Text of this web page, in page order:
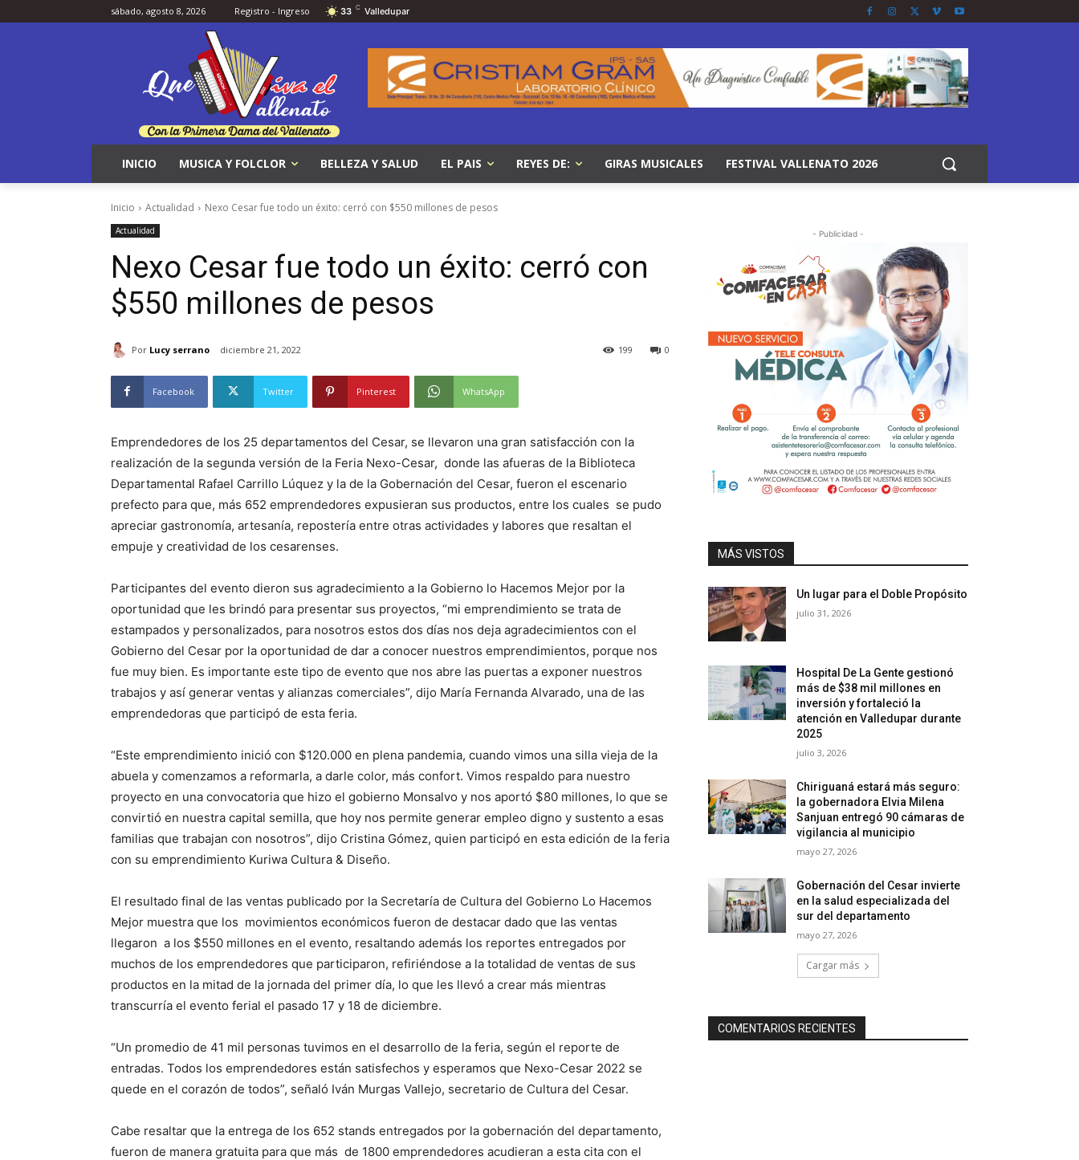
sábado, agosto 8, 2026 Registro - Ingreso 33 C Valledupar
INICIO MUSICA Y FOLCLOR BELLEZA Y SALUD EL PAIS REYES DE: GIRAS MUSICALES FESTIVAL VALLENATO 2026
Inicio Actualidad Nexo Cesar fue todo un éxito: cerró con $550 millones de pesos
Actualidad
Nexo Cesar fue todo un éxito: cerró con
$550 millones de pesos
Por Lucy serrano diciembre 21, 2022 0
199
Facebook Twitter Pinterest WhatsApp
Emprendedores de los 25 departamentos del Cesar, se llevaron una gran satisfacción con la
realización de la segunda versión de la Feria Nexo-Cesar, donde las afueras de la Biblioteca
Departamental Rafael Carrillo Lúquez y la de la Gobernación del Cesar, fueron el escenario
prefecto para que, más 652 emprendedores expusieran sus productos, entre los cuales se pudo
apreciar gastronomía, artesanía, repostería entre otras actividades y labores que resaltan el
empuje y creatividad de los cesarenses.
Participantes del evento dieron sus agradecimiento a la Gobierno lo Hacemos Mejor por la
oportunidad que les brindó para presentar sus proyectos, “mi emprendimiento se trata de
estampados y personalizados, para nosotros estos dos días nos deja agradecimientos con el
Gobierno del Cesar por la oportunidad de dar a conocer nuestros emprendimientos, porque nos
fue muy bien. Es importante este tipo de evento que nos abre las puertas a exponer nuestros
trabajos y así generar ventas y alianzas comerciales”, dijo María Fernanda Alvarado, una de las
emprendedoras que participó de esta feria.
“Este emprendimiento inició con $120.000 en plena pandemia, cuando vimos una silla vieja de la
abuela y comenzamos a reformarla, a darle color, más confort. Vimos respaldo para nuestro
proyecto en una convocatoria que hizo el gobierno Monsalvo y nos aportó $80 millones, lo que se
convirtió en nuestra capital semilla, que hoy nos permite generar empleo digno y sustento a esas
familias que trabajan con nosotros”, dijo Cristina Gómez, quien participó en esta edición de la feria
con su emprendimiento Kuriwa Cultura & Diseño.
El resultado final de las ventas publicado por la Secretaría de Cultura del Gobierno Lo Hacemos
Mejor muestra que los movimientos económicos fueron de destacar dado que las ventas
llegaron a los $550 millones en el evento, resaltando además los reportes entregados por
muchos de los emprendedores que participaron, refiriéndose a la totalidad de ventas de sus
productos en la mitad de la jornada del primer día, lo que les llevó a crear más mientras
transcurría el evento ferial el pasado 17 y 18 de diciembre.
“Un promedio de 41 mil personas tuvimos en el desarrollo de la feria, según el reporte de
entradas. Todos los emprendedores están satisfechos y esperamos que Nexo-Cesar 2022 se
quede en el corazón de todos”, señaló Iván Murgas Vallejo, secretario de Cultura del Cesar.
Cabe resaltar que la entrega de los 652 stands entregados por la gobernación del departamento,
fueron de manera gratuita para que más de 1800 emprendedores acudieran a esta cita con el
- Publicidad -
MÁS VISTOS
Un lugar para el Doble Propósito
julio 31, 2026
Hospital De La Gente gestionó
más de $38 mil millones en
inversión y fortaleció la
atención en Valledupar durante
2025
julio 3, 2026
Chiriguaná estará más seguro:
la gobernadora Elvia Milena
Sanjuan entregó 90 cámaras de
vigilancia al municipio
mayo 27, 2026
Gobernación del Cesar invierte
en la salud especializada del
sur del departamento
mayo 27, 2026
Cargar más
COMENTARIOS RECIENTES